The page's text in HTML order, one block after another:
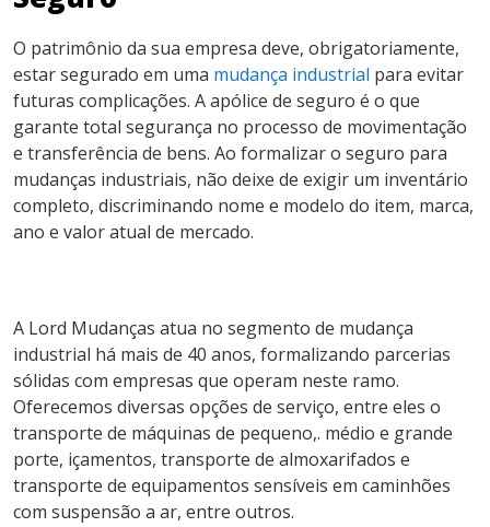
O patrimônio da sua empresa deve, obrigatoriamente,
estar segurado em uma mudança industrial para evitar
futuras complicações. A apólice de seguro é o que
garante total segurança no processo de movimentação
e transferência de bens. Ao formalizar o seguro para
mudanças industriais, não deixe de exigir um inventário
completo, discriminando nome e modelo do item, marca,
ano e valor atual de mercado.
A Lord Mudanças atua no segmento de mudança
industrial há mais de 40 anos, formalizando parcerias
sólidas com empresas que operam neste ramo.
Oferecemos diversas opções de serviço, entre eles o
transporte de máquinas de pequeno,. médio e grande
porte, içamentos, transporte de almoxarifados e
transporte de equipamentos sensíveis em caminhões
com suspensão a ar, entre outros.